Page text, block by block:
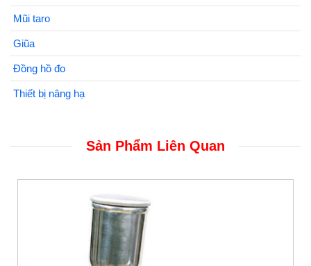
Mũi taro
Giũa
Đồng hồ đo
Thiết bị nâng hạ
Sản Phẩm Liên Quan